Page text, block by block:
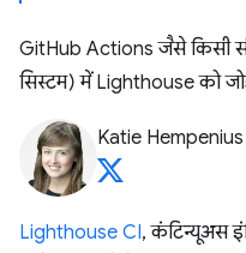
GitHub Actions जैसे किसी
सिस्टम) में Lighthouse को
Katie Hempenius
Lighthouse CI, कंटिन्यूअस